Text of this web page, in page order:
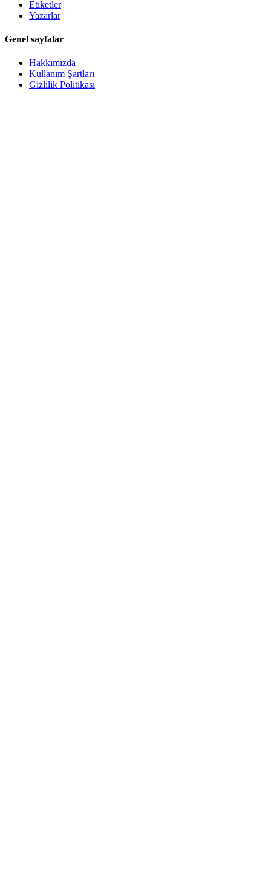
Etiketler
Yazarlar
Genel sayfalar
Hakkımızda
Kullanım Şartları
Gizlilik Politikası